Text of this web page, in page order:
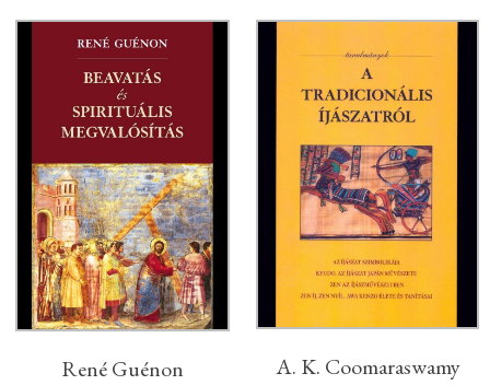
René Guénon A. K. Coomaraswamy